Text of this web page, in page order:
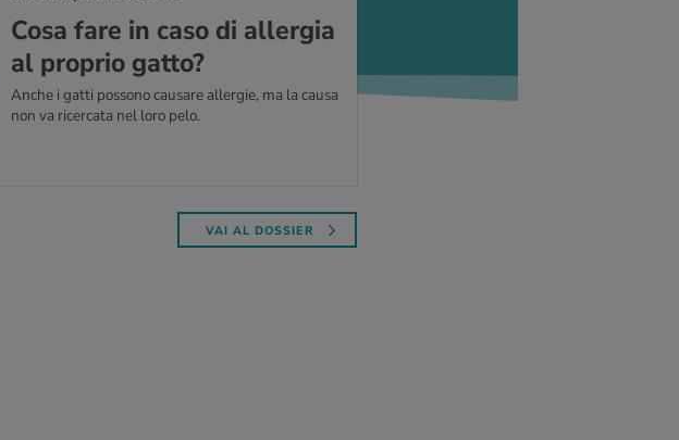
Cosa fare in caso di al­ler­gia
al pro­prio gatto?
Anche i gatti possono causare allergie, ma la causa
non va ricercata nel loro pelo.
VAI AL DOSSIER